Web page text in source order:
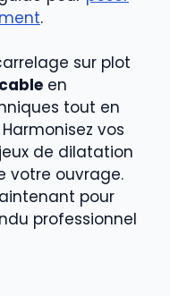
.
sur plot
en
tout en
vos
de dilatation
votre ouvrage.
pour
professionnel